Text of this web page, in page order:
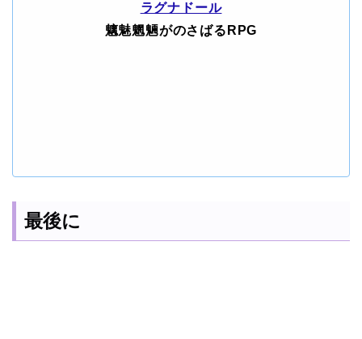
ラグナドール
魑魅魍魎がのさばるRPG
最後に